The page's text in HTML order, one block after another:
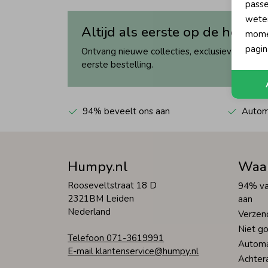
Altijd als eerste op de
Ontvang nieuwe collecties, exclusieve acties
eerste bestelling.
94% beveelt ons aan
Humpy.nl
Rooseveltstraat 18 D
2321BM Leiden
Nederland
Telefoon 071-3619991
E-mail klantenservice@humpy.nl
94%
aan
Niet